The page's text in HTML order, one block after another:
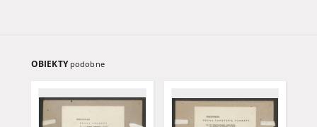
OBIEKTY podobne